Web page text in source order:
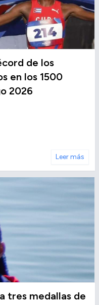
de los
en los 1500
2026
Leer más
tres medallas de